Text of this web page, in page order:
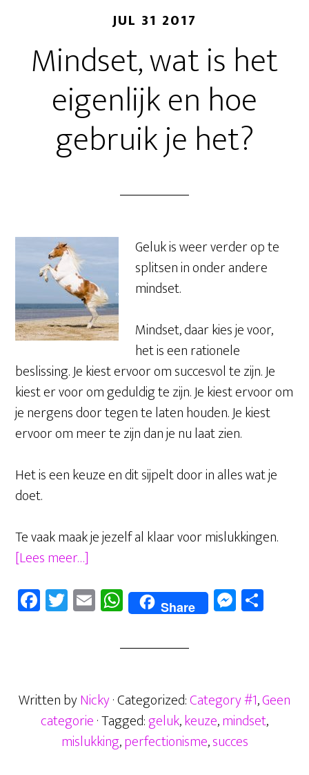
JUL 31 2017
Mindset, wat is het
eigenlijk en hoe
gebruik je het?
Geluk is weer verder op te
splitsen in onder andere
mindset.
Mindset, daar kies je voor,
het is een rationele
beslissing. Je kiest ervoor om succesvol te zijn. Je
kiest er voor om geduldig te zijn. Je kiest ervoor om
je nergens door tegen te laten houden. Je kiest
ervoor om meer te zijn dan je nu laat zien.
Het is een keuze en dit sijpelt door in alles wat je
doet.
Te vaak maak je jezelf al klaar voor mislukkingen.
[Lees meer…]
is
gebruik
je
het?
Fa
ce
k
T
wi
E
m
W
ha
ts
p
p
Share M
es
ge
r
Written byNicky· Categorized:Category #1,Geen
categorie· Tagged:geluk,keuze,mindset,
mislukking,perfectionisme,succes